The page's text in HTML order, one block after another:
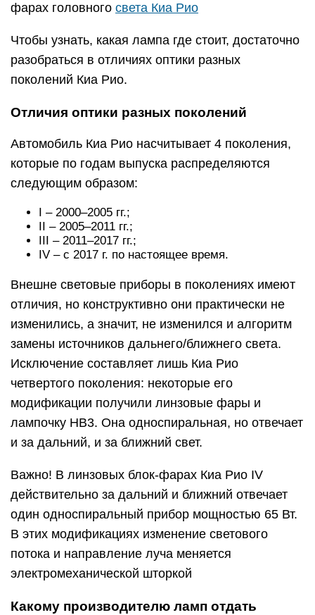
фарах головного света Киа Рио
Чтобы узнать, какая лампа где стоит, достаточно
разобраться в отличиях оптики разных
поколений Киа Рио.
Отличия оптики разных поколений
Автомобиль Киа Рио насчитывает 4 поколения,
которые по годам выпуска распределяются
следующим образом:
I – 2000–2005 гг.;
II – 2005–2011 гг.;
III – 2011–2017 гг.;
IV – с 2017 г. по настоящее время.
Внешне световые приборы в поколениях имеют
отличия, но конструктивно они практически не
изменились, а значит, не изменился и алгоритм
замены источников дальнего/ближнего света.
Исключение составляет лишь Киа Рио
четвертого поколения: некоторые его
модификации получили линзовые фары и
лампочку HB3. Она односпиральная, но отвечает
и за дальний, и за ближний свет.
Важно! В линзовых блок-фарах Киа Рио IV
действительно за дальний и ближний отвечает
один односпиральный прибор мощностью 65 Вт.
В этих модификациях изменение светового
потока и направление луча меняется
электромеханической шторкой
Какому производителю ламп отдать